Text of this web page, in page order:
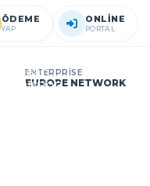
ÖDEME
YAP
ONLİNE
PORTAL
ENTERPRİSE
EUROPE NETWORK